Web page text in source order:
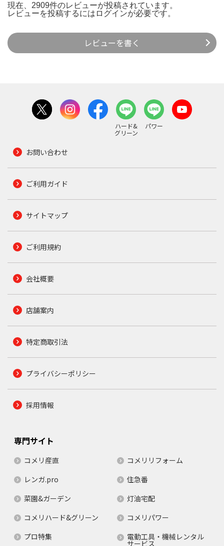
現在、2909件のレビューが投稿されています。
レビューを投稿するには ログインが必要です。
レビューを書く
ハード&
グリーン
パワー
お問い合わせ
ご利用ガイド
サイトマップ
ご利用規約
会社概要
店舗案内
特定商取引法
プライバシーポリシー
採用情報
専門サイト
コメリ産直
コメリリフォーム
レンガ.pro
住急番
菜園&ガーデン
灯油宅配
コメリハード&グリーン
コメリパワー
プロ特集
電動工具・機械レンタル
サービス